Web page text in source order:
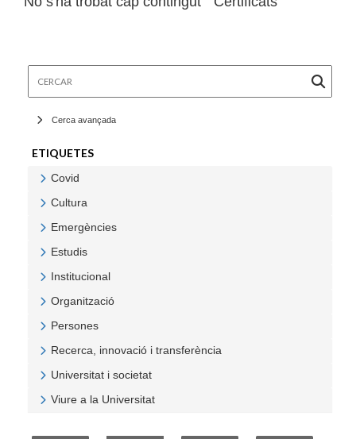
Cerca avançada
ETIQUETES
Covid
Cultura
Emergències
Estudis
Institucional
Organització
Persones
Recerca, innovació i transferència
Universitat i societat
Viure a la Universitat